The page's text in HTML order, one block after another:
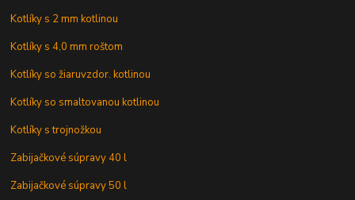
Kotlíky s 2 mm kotlinou
Kotlíky s 4,0 mm roštom
Kotlíky so žiaruvzdor. kotlinou
Kotlíky so smaltovanou kotlinou
Kotlíky s trojnožkou
Zabijačkové súpravy 40 l
Zabijačkové súpravy 50 l